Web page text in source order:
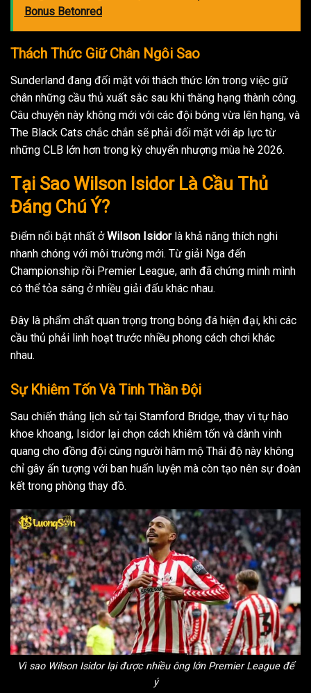
Bonus Betonred
Thách Thức Giữ Chân Ngôi Sao
Sunderland đang đối mặt với thách thức lớn trong việc giữ
chân những cầu thủ xuất sắc sau khi thăng hạng thành công.
Câu chuyện này không mới với các đội bóng vừa lên hạng, và
The Black Cats chắc chắn sẽ phải đối mặt với áp lực từ
những CLB lớn hơn trong kỳ chuyển nhượng mùa hè 2026.
Tại Sao Wilson Isidor Là Cầu Thủ
Đáng Chú Ý?
Điểm nổi bật nhất ởWilson Isidor là khả năng thích nghi
nhanh chóng với môi trường mới. Từ giải Nga đến
Championship rồi Premier League, anh đã chứng minh mình
có thể tỏa sáng ở nhiều giải đấu khác nhau.
Đây là phẩm chất quan trọng trong bóng đá hiện đại, khi các
cầu thủ phải linh hoạt trước nhiều phong cách chơi khác
nhau.
Sự Khiêm Tốn Và Tinh Thần Đội
Sau chiến thắng lịch sử tại Stamford Bridge, thay vì tự hào
khoe khoang, Isidor lại chọn cách khiêm tốn và dành vinh
quang cho đồng đội cùng người hâm mộ Thái độ này không
chỉ gây ấn tượng với ban huấn luyện mà còn tạo nên sự đoàn
kết trong phòng thay đồ.
Vì sao Wilson Isidor lại được nhiều ông lớn Premier League để
ý